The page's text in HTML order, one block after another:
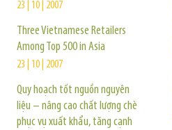
23 | 10 | 2007
Three Vietnamese Retailers
Among Top 500 in Asia
23 | 10 | 2007
Quy hoạch tốt nguồn nguyên
liệu – nâng cao chất lượng chè
phục vụ xuất khẩu, tăng cạnh